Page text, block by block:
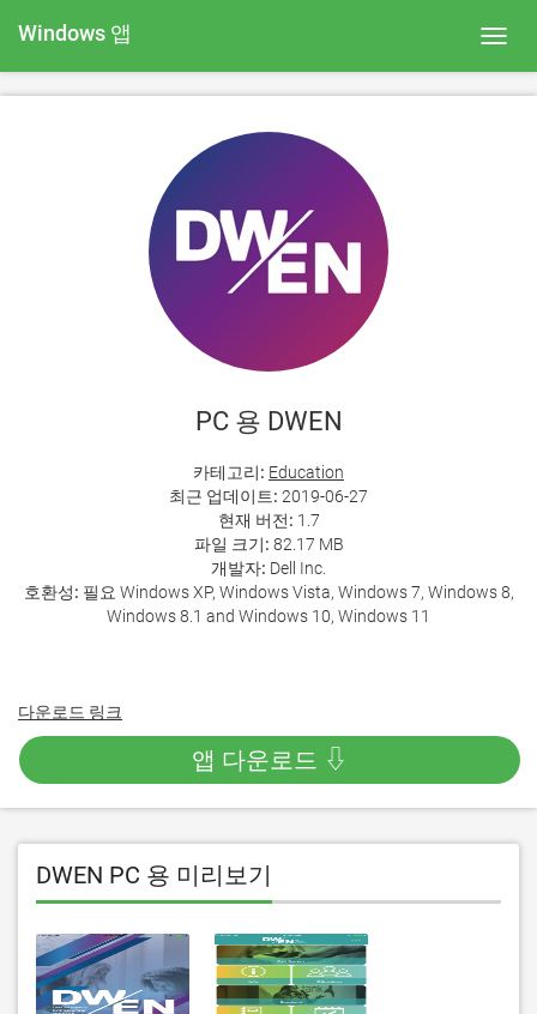
Windows 앱
PC 용 DWEN
카테고리: Education
최근 업데이트: 2019-06-27
현재 버전: 1.7
파일 크기: 82.17 MB
개발자: Dell Inc.
호환성: 필요 Windows XP, Windows Vista, Windows 7, Windows 8,
Windows 8.1 and Windows 10, Windows 11
다운로드 링크
앱 다운로드 ⇩
DWEN PC 용 미리보기